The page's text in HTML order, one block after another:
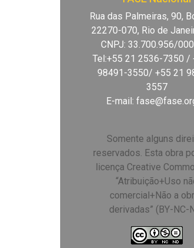
Rua das Palmeiras, 90,
22270-070, Rio de
CNPJ: 33.700.956/
Tel:+55 21 2536-7350 /
98491-3550/ +55 21
3557
E-mail:
Somente alguns
reservados. Esta obra
licença Creative
“Atribuição+Uso
comercial+Não a
derivadas” (BY-NC-